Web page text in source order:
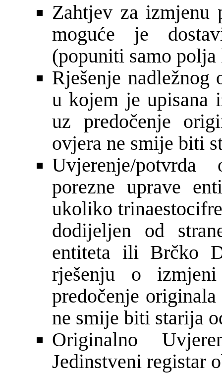
Zahtjev za izmjenu
moguće je
(popuniti samo
Rješenje nadležnog
u kojem je upisana
uz predočenje
ovjera ne smije biti
Uvjerenje/
porezne uprave
ukoliko
dodijeljen od
entiteta ili Brčko
rješenju o
predočenje
ne smije biti starija
Originalno
Jedinstveni registar